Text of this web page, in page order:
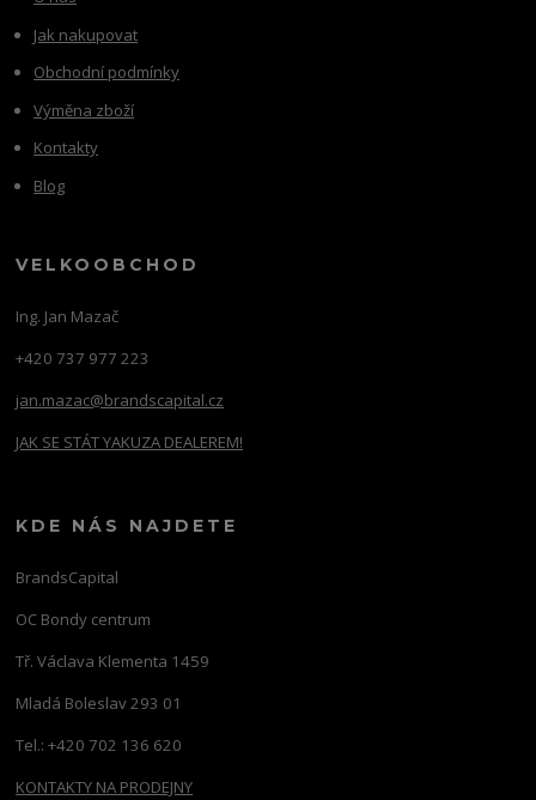
Jak nakupovat
Obchodní podmínky
Výměna zboží
Kontakty
Blog
VELKOOBCHOD
Ing. Jan Mazač
+420 737 977 223
jan.mazac@brandscapital.cz
JAK SE STÁT YAKUZA DEALEREM!
KDE NÁS NAJDETE
BrandsCapital
OC Bondy centrum
Tř. Václava Klementa 1459
Mladá Boleslav 293 01
Tel.: +420 702 136 620
KONTAKTY NA PRODEJNY